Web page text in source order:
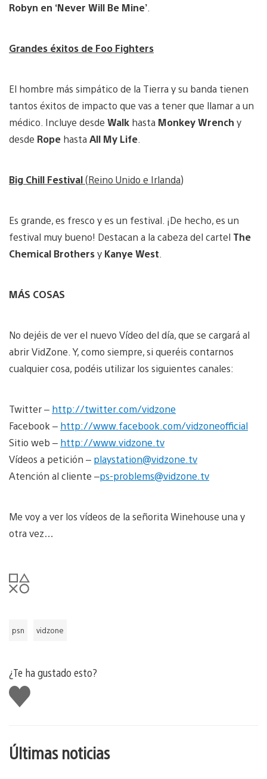
Robyn en ‘Never Will Be Mine’
Grandes éxitos de Foo Fighters
El hombre más simpático de la Tierra y su banda tienen
tantos éxitos de impacto que vas a tener que llamar a un
médico. Incluye desde Walk hasta Monkey Wrench y
desde Rope hasta All My Life
Big Chill Festival(Reino Unido e Irlanda)
Es grande, es fresco y es un festival. ¡De hecho, es un
festival muy bueno! Destacan a la cabeza del cartel The
Chemical Brothersy Kanye West
MÁS COSAS
No dejéis de ver el nuevo Vídeo del día, que se cargará al
abrir VidZone. Y, como siempre, si queréis contarnos
cualquier cosa, podéis utilizar los siguientes canales:
Twitter – http://twitter.com/vidzone
Facebook – http://www.facebook.com/vidzoneofficial
Sitio web – http://www.vidzone.tv
Vídeos a petición – playstation@vidzone.tv
Atención al cliente –ps-problems@vidzone.tv
Me voy a ver los vídeos de la señorita Winehouse una y
otra vez…
psn vidzone
¿Te ha gustado esto?
Me
gusta
Últimas noticias